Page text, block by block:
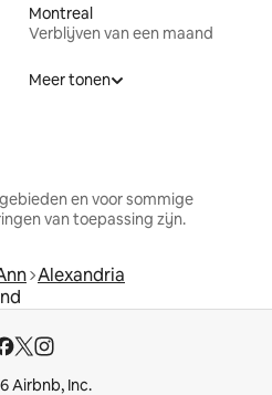
Montreal
Verblijven van een maand
Meer tonen
en voor sommige
van toepassing zijn.
Alexandria
Airbnb, Inc.